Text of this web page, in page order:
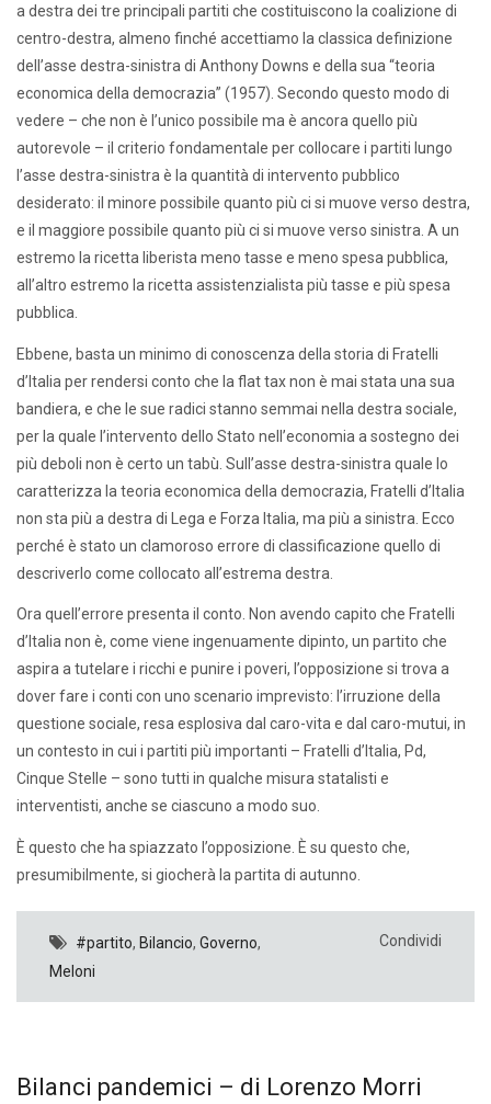
a destra dei tre principali partiti che costituiscono la coalizione di
centro-destra, almeno finché accettiamo la classica definizione
dell’asse destra-sinistra di Anthony Downs e della sua “teoria
economica della democrazia” (1957). Secondo questo modo di
vedere – che non è l’unico possibile ma è ancora quello più
autorevole – il criterio fondamentale per collocare i partiti lungo
l’asse destra-sinistra è la quantità di intervento pubblico
desiderato: il minore possibile quanto più ci si muove verso destra,
e il maggiore possibile quanto più ci si muove verso sinistra. A un
estremo la ricetta liberista meno tasse e meno spesa pubblica,
all’altro estremo la ricetta assistenzialista più tasse e più spesa
pubblica.
Ebbene, basta un minimo di conoscenza della storia di Fratelli
d’Italia per rendersi conto che la flat tax non è mai stata una sua
bandiera, e che le sue radici stanno semmai nella destra sociale,
per la quale l’intervento dello Stato nell’economia a sostegno dei
più deboli non è certo un tabù. Sull’asse destra-sinistra quale lo
caratterizza la teoria economica della democrazia, Fratelli d’Italia
non sta più a destra di Lega e Forza Italia, ma più a sinistra. Ecco
perché è stato un clamoroso errore di classificazione quello di
descriverlo come collocato all’estrema destra.
Ora quell’errore presenta il conto. Non avendo capito che Fratelli
d’Italia non è, come viene ingenuamente dipinto, un partito che
aspira a tutelare i ricchi e punire i poveri, l’opposizione si trova a
dover fare i conti con uno scenario imprevisto: l’irruzione della
questione sociale, resa esplosiva dal caro-vita e dal caro-mutui, in
un contesto in cui i partiti più importanti – Fratelli d’Italia, Pd,
Cinque Stelle – sono tutti in qualche misura statalisti e
interventisti, anche se ciascuno a modo suo.
È questo che ha spiazzato l’opposizione. È su questo che,
presumibilmente, si giocherà la partita di autunno.
#partito, Bilancio, Governo,
Meloni
Condividi
Bilanci pandemici – di Lorenzo Morri